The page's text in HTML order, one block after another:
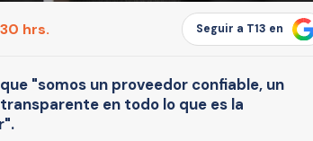
hrs. Seguir a T13 en
"somos un proveedor confiable, un
en todo lo que es la